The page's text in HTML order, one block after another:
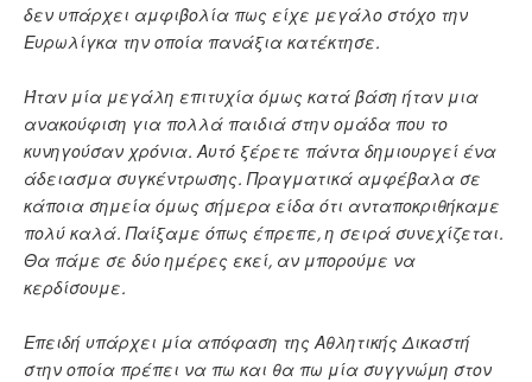
δεν υπάρχει αμφιβολία πως είχε μεγάλο στόχο την
Ευρωλίγκα την οποία πανάξια κατέκτησε.
Ήταν μία μεγάλη επιτυχία όμως κατά βάση ήταν μια
ανακούφιση για πολλά παιδιά στην ομάδα που το
κυνηγούσαν χρόνια. Αυτό ξέρετε πάντα δημιουργεί ένα
άδειασμα συγκέντρωσης. Πραγματικά αμφέβαλα σε
κάποια σημεία όμως σήμερα είδα ότι ανταποκριθήκαμε
πολύ καλά. Παίξαμε όπως έπρεπε, η σειρά συνεχίζεται.
Θα πάμε σε δύο ημέρες εκεί, αν μπορούμε να
κερδίσουμε.
Επειδή υπάρχει μία απόφαση της Αθλητικής Δικαστή
στην οποία πρέπει να πω και θα πω μία συγγνώμη στον